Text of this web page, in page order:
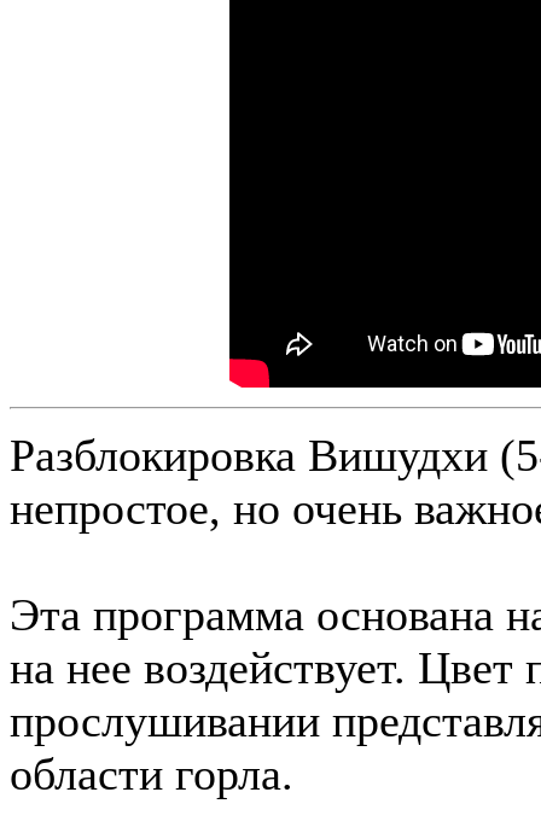
Разблокировка Вишудхи
непростое, но очень
Эта программа основана
на нее воздействует.
прослушивании
области горла.